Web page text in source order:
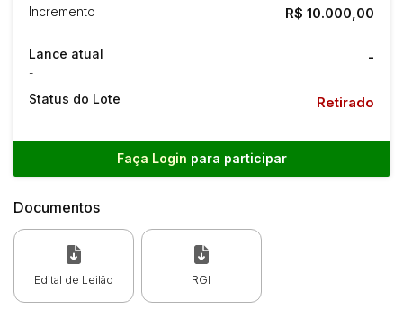
Incremento R$ 10.000,00
Lance atual
-
-
Status do Lote Retirado
Faça Login para participar
Documentos
Edital de Leilão RGI